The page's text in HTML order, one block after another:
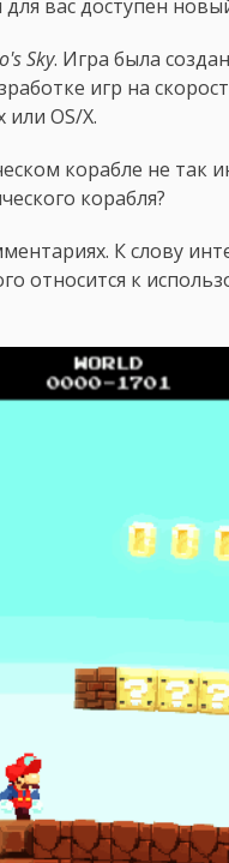
для вас доступен
Sky. Игра была
игр на
или OS/X.
корабле не так
корабля?
К слову
относится к